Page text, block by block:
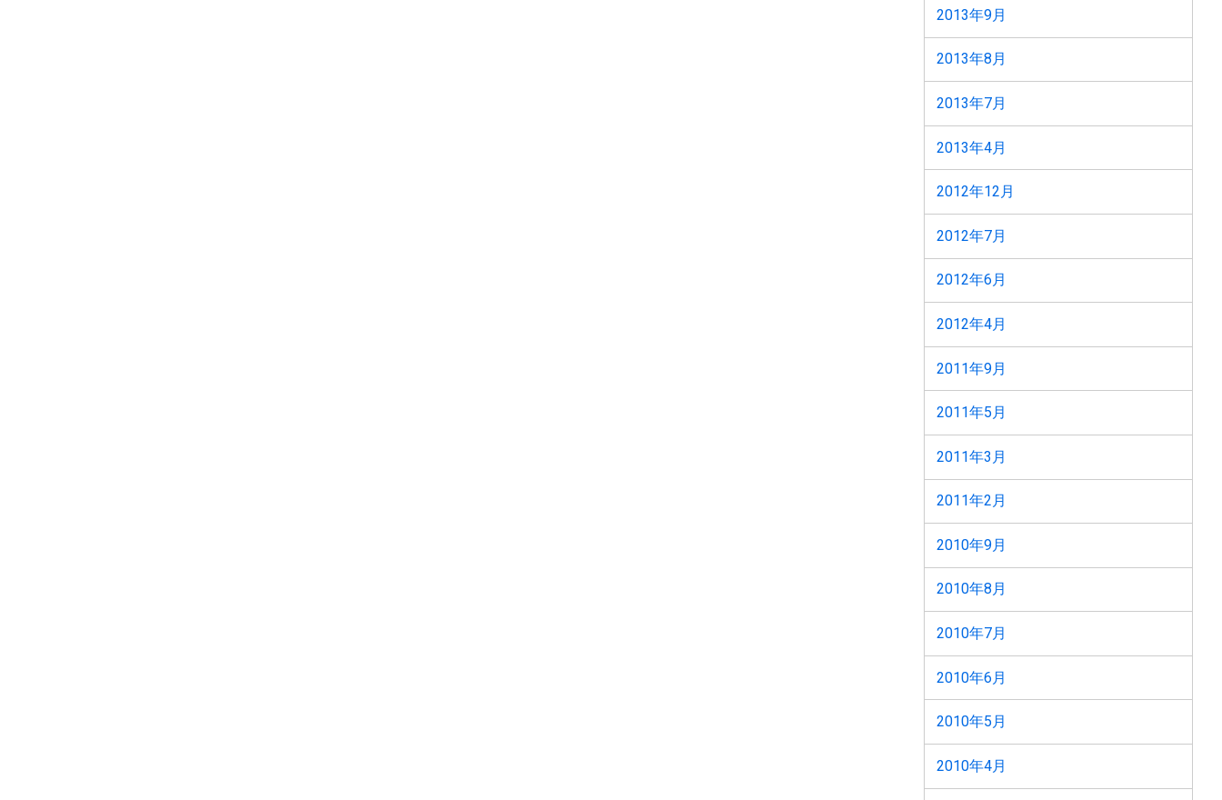
2013年9月
2013年8月
2013年7月
2013年4月
2012年12月
2012年7月
2012年6月
2012年4月
2011年9月
2011年5月
2011年3月
2011年2月
2010年9月
2010年8月
2010年7月
2010年6月
2010年5月
2010年4月